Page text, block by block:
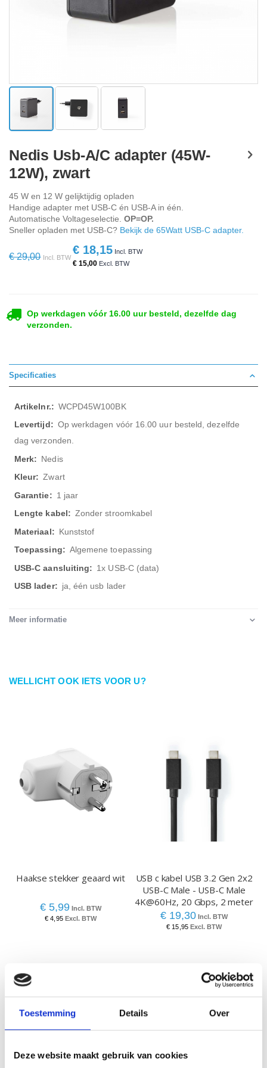
Toestemming Details Over
Deze website maakt gebruik van cookies
naar
het
begin
de
afbeeldingen-
gallerij
Nedis Usb-A/C adapter (45W-
12W), zwart
45 W en 12 W gelijktijdig opladen
Handige adapter met USB-C én USB-A in één.
Automatische Voltageselectie. OP=OP.
Sneller opladen met USB-C? Bekijk de 65Watt USB-C adapter.
€ 29,00
Special
Price
€ 18,15
€ 15,00
Op werkdagen vóór 16.00 uur besteld, dezelfde dag
verzonden.
Specificaties
Meer
informatie
WCPD45W100BK
Op werkdagen vóór 16.00 uur besteld, dezelfde
dag verzonden.
Nedis
Zwart
1 jaar
Zonder stroomkabel
Kunststof
Algemene toepassing
1x USB-C (data)
ja, één usb lader
Meer informatie
WELLICHT OOK IETS VOOR U?
Haakse stekker geaard wit
€ 5,99
€ 4,95
USB c kabel USB 3.2 Gen 2x2
USB-C Male - USB-C Male
4K@60Hz, 20 Gbps, 2 meter
€ 19,30
€ 15,95
VERGELIJKBARE PRODUCTEN